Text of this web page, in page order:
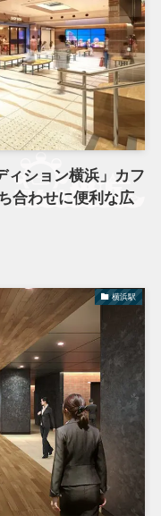
ィション横浜」カフ
合わせに便利な広
横浜駅